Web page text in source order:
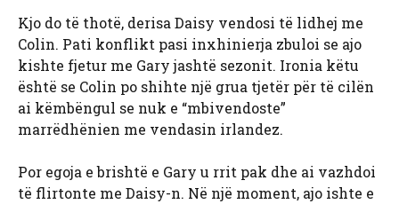
Kjo do të thotë, derisa Daisy vendosi të lidhej me
Colin. Pati konflikt pasi inxhinierja zbuloi se ajo
kishte fjetur me Gary jashtë sezonit. Ironia këtu
është se Colin po shihte një grua tjetër për të cilën
ai këmbëngul se nuk e “mbivendoste”
marrëdhënien me vendasin irlandez.
Por egoja e brishtë e Gary u rrit pak dhe ai vazhdoi
të flirtonte me Daisy-n. Në një moment, ajo ishte e